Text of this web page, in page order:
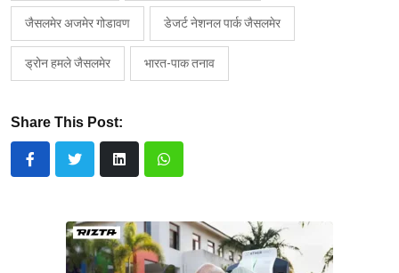
जैसलमेर अजमेर गोडावण डेजर्ट नेशनल पार्क जैसलमेर
ड्रोन हमले जैसलमेर भारत-पाक तनाव
Share This Post: